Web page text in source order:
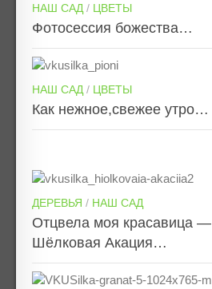
НАШ САД / ЦВЕТЫ
Фотосессия божества…
НАШ САД / ЦВЕТЫ
Как нежное,свежее утро…
ДЕРЕВЬЯ / НАШ САД
Отцвела моя красавица —
Шёлковая Акация…